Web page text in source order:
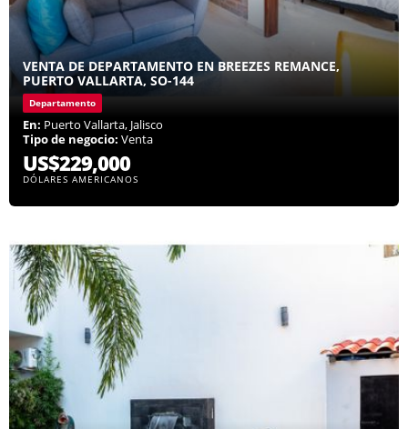
VENTA DE DEPARTAMENTO EN BREEZES REMANCE,
PUERTO VALLARTA, SO-144
Departamento
En: Puerto Vallarta, Jalisco
Tipo de negocio: Venta
US$229,000
DÓLARES AMERICANOS